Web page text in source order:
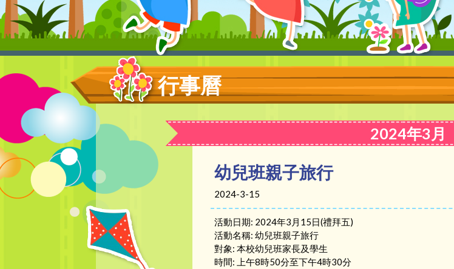
行事曆
2024年3月
幼兒班親子旅行
2024-3-15
活動日期: 2024年3月15日(禮拜五)
活動名稱: 幼兒班親子旅行
對象: 本校幼兒班家長及學生
時間: 上午8時50分至下午4時30分